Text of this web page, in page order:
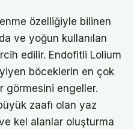
özelliğiyle bilinen
ve yoğun kullanılan
edilir. Endofitli Lolium
böceklerin en çok
görmesini engeller.
zaafı olan yaz
kel alanlar oluşturma